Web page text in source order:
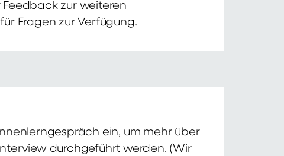
zur weiteren
Fragen zur Verfügung.
ein, um mehr über
durchgeführt werden. (Wir